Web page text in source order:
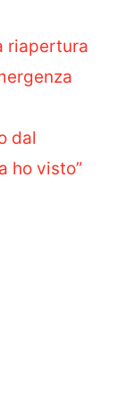
riapertura
dal
ho visto”